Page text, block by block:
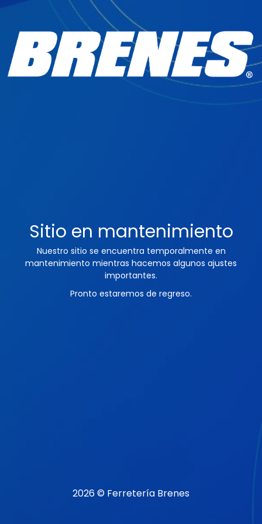
Sitio en mantenimiento
Nuestro sitio se encuentra temporalmente en
mantenimiento mientras hacemos algunos ajustes
importantes.
Pronto estaremos de regreso.
2026 © Ferretería Brenes